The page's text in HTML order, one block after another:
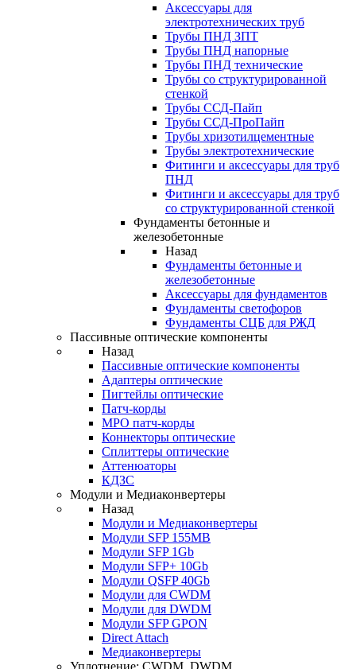
Аксессуары для
электротехнических труб
Трубы ПНД ЗПТ
Трубы ПНД напорные
Трубы ПНД технические
Трубы со структурированной
стенкой
Трубы ССД-Пайп
Трубы ССД-ПроПайп
Трубы хризотилцементные
Трубы электротехнические
Фитинги и аксессуары для труб
ПНД
Фитинги и аксессуары для труб
со структурированной стенкой
Фундаменты бетонные и
железобетонные
Назад
Фундаменты бетонные и
железобетонные
Аксессуары для фундаментов
Фундаменты светофоров
Фундаменты СЦБ для РЖД
Пассивные оптические компоненты
Назад
Пассивные оптические компоненты
Адаптеры оптические
Пигтейлы оптические
Патч-корды
MPO патч-корды
Коннекторы оптические
Сплиттеры оптические
Аттенюаторы
КДЗС
Модули и Медиаконвертеры
Назад
Модули и Медиаконвертеры
Модули SFP 155MB
Модули SFP 1Gb
Модули SFP+ 10Gb
Модули QSFP 40Gb
Модули для CWDM
Модули для DWDM
Модули SFP GPON
Direct Attach
Медиаконвертеры
Уплотнение: CWDM, DWDM